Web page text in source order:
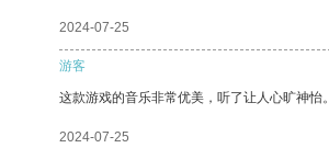
2024-07-25
游客
这款游戏的音乐非常优美，听了让人心旷神怡。
2024-07-25